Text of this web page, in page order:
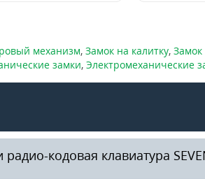
механизм, Замок на калитку,
замки, Электромеханические
кодовая клавиатура